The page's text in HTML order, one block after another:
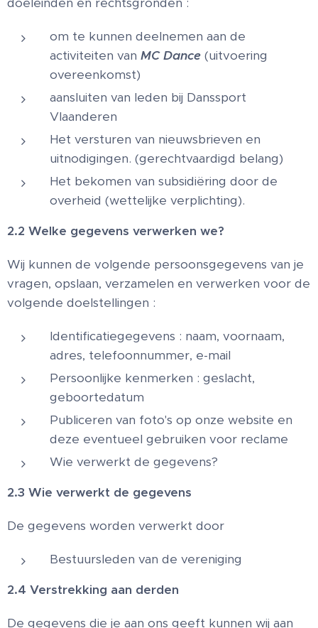
om te kunnen deelnemen aan de
activiteiten van MC Dance (uitvoering
overeenkomst)
aansluiten van leden bij Danssport
Vlaanderen
Het versturen van nieuwsbrieven en
uitnodigingen. (gerechtvaardigd belang)
Het bekomen van subsidiëring door de
overheid (wettelijke verplichting).
2.2 Welke gegevens verwerken we?
Wij kunnen de volgende persoonsgegevens van je
vragen, opslaan, verzamelen en verwerken voor de
volgende doelstellingen :
Identificatiegegevens : naam, voornaam,
adres, telefoonnummer, e-mail
Persoonlijke kenmerken : geslacht,
geboortedatum
Publiceren van foto's op onze website en
deze eventueel gebruiken voor reclame
Wie verwerkt de gegevens?
2.3 Wie verwerkt de gegevens
De gegevens worden verwerkt door
Bestuursleden van de vereniging
2.4 Verstrekking aan derden
De gegevens die je aan ons geeft kunnen wij aan